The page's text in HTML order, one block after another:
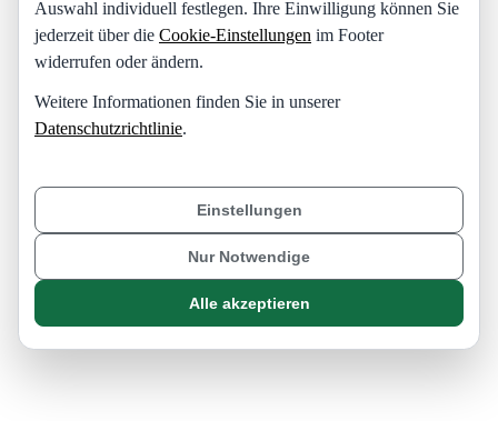
Auswahl individuell festlegen. Ihre Einwilligung können Sie
jederzeit über die Cookie-Einstellungen im Footer
widerrufen oder ändern.
Weitere Informationen finden Sie in unserer
Datenschutzrichtlinie.
Einstellungen
Nur Notwendige
Alle akzeptieren